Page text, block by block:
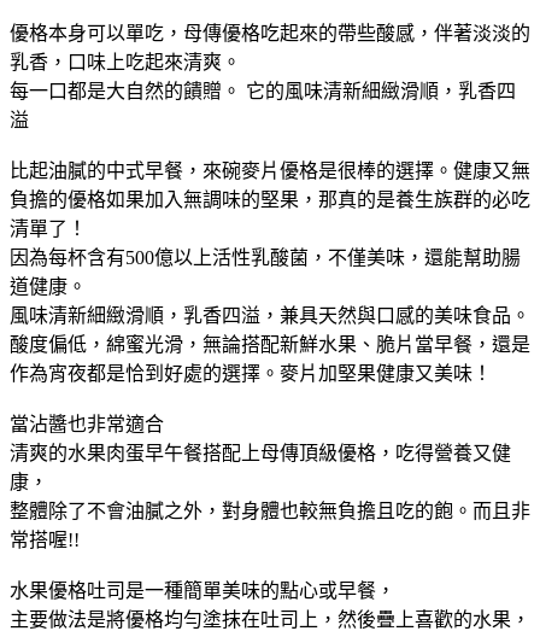
優格本身可以單吃，母傳優格吃起來的帶些酸感，伴著淡淡的
乳香，口味上吃起來清爽。
每一口都是大自然的饋贈。 它的風味清新細緻滑順，乳香四
溢
比起油膩的中式早餐，來碗麥片優格是很棒的選擇。健康又無
負擔的優格如果加入無調味的堅果，那真的是養生族群的必吃
清單了！
因為每杯含有500億以上活性乳酸菌，不僅美味，還能幫助腸
道健康。
風味清新細緻滑順，乳香四溢，兼具天然與口感的美味食品。
酸度偏低，綿蜜光滑，無論搭配新鮮水果、脆片當早餐，還是
作為宵夜都是恰到好處的選擇。麥片加堅果健康又美味！
當沾醬也非常適合
清爽的水果肉蛋早午餐搭配上母傳頂級優格，吃得營養又健
康，
整體除了不會油膩之外，對身體也較無負擔且吃的飽。而且非
常搭喔!!
水果優格吐司是一種簡單美味的點心或早餐，
主要做法是將優格均勻塗抹在吐司上，然後疊上喜歡的水果，